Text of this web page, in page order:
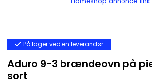
På lager ved en leverandør
Aduro 9-3 brændeovn på
sort